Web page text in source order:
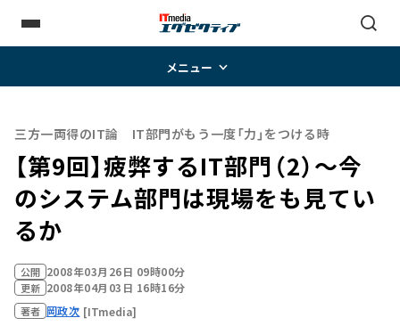
メニュー
三方一両得のIT論 IT部門がもう一度「力」をつける時
【第9回】疲弊するIT部門（2）～今
のシステム部門は現場をも見てい
るか
公開 2008年03月26日 09時00分
更新 2008年04月03日 16時16分
著者 岡政次 [ITmedia]